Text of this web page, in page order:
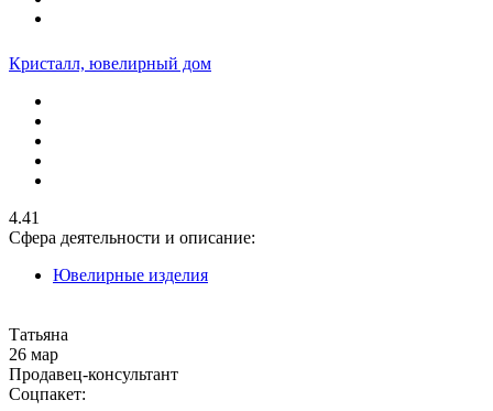
Кристалл, ювелирный дом
4.41
Сфера деятельности и описание:
Ювелирные изделия
Татьяна
26 мар
Продавец-консультант
Соцпакет: